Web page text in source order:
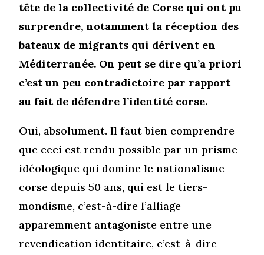
tête de la collectivité de Corse qui ont pu
surprendre, notamment la réception des
bateaux de migrants qui dérivent en
Méditerranée. On peut se dire qu’a priori
c’est un peu contradictoire par rapport
au fait de défendre l’identité corse.
Oui, absolument. Il faut bien comprendre
que ceci est rendu possible par un prisme
idéologique qui domine le nationalisme
corse depuis 50 ans, qui est le tiers-
mondisme, c’est-à-dire l’alliage
apparemment antagoniste entre une
revendication identitaire, c’est-à-dire